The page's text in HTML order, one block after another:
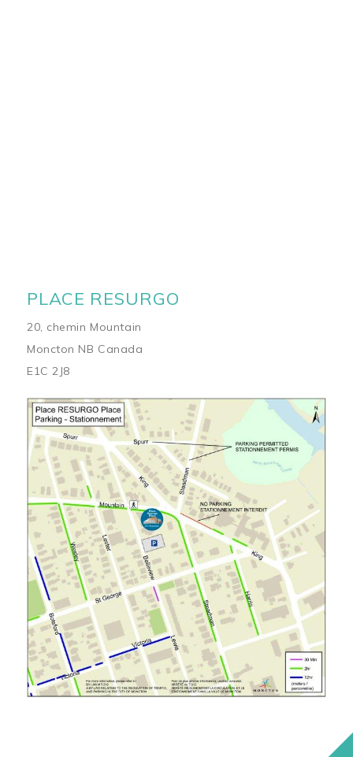
PLACE RESURGO
20, chemin Mountain
Moncton NB Canada
E1C 2J8